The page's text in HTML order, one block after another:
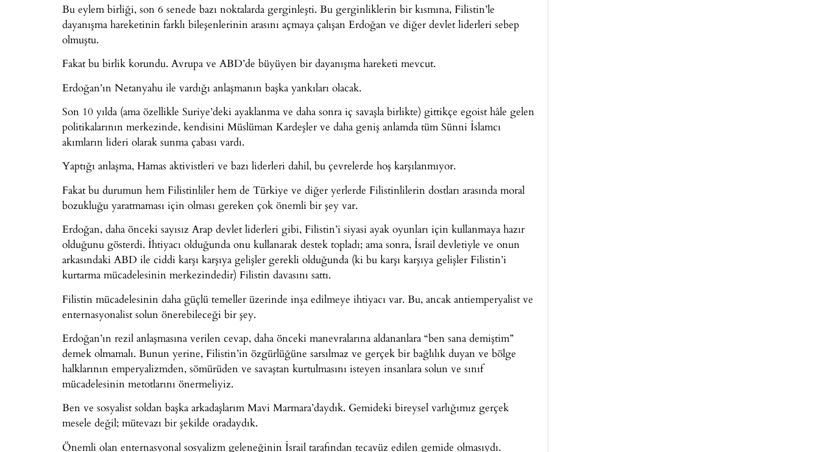
Bu eylem birliği, son 6 senede bazı noktalarda gerginleşti. Bu gerginliklerin bir kısmına, Filistin’le
dayanışma hareketinin farklı bileşenlerinin arasını açmaya çalışan Erdoğan ve diğer devlet liderleri sebep
olmuştu.
Fakat bu birlik korundu. Avrupa ve ABD’de büyüyen bir dayanışma hareketi mevcut.
Erdoğan’ın Netanyahu ile vardığı anlaşmanın başka yankıları olacak.
Son 10 yılda (ama özellikle Suriye’deki ayaklanma ve daha sonra iç savaşla birlikte) gittikçe egoist hâle gelen
politikalarının merkezinde, kendisini Müslüman Kardeşler ve daha geniş anlamda tüm Sünni İslamcı
akımların lideri olarak sunma çabası vardı.
Yaptığı anlaşma, Hamas aktivistleri ve bazı liderleri dahil, bu çevrelerde hoş karşılanmıyor.
Fakat bu durumun hem Filistinliler hem de Türkiye ve diğer yerlerde Filistinlilerin dostları arasında moral
bozukluğu yaratmaması için olması gereken çok önemli bir şey var.
Erdoğan, daha önceki sayısız Arap devlet liderleri gibi, Filistin’i siyasi ayak oyunları için kullanmaya hazır
olduğunu gösterdi. İhtiyacı olduğunda onu kullanarak destek topladı; ama sonra, İsrail devletiyle ve onun
arkasındaki ABD ile ciddi karşı karşıya gelişler gerekli olduğunda (ki bu karşı karşıya gelişler Filistin’i
kurtarma mücadelesinin merkezindedir) Filistin davasını sattı.
Filistin mücadelesinin daha güçlü temeller üzerinde inşa edilmeye ihtiyacı var. Bu, ancak antiemperyalist ve
enternasyonalist solun önerebileceği bir şey.
Erdoğan’ın rezil anlaşmasına verilen cevap, daha önceki manevralarına aldananlara “ben sana demiştim”
demek olmamalı. Bunun yerine, Filistin’in özgürlüğüne sarsılmaz ve gerçek bir bağlılık duyan ve bölge
halklarının emperyalizmden, sömürüden ve savaştan kurtulmasını isteyen insanlara solun ve sınıf
mücadelesinin metotlarını önermeliyiz.
Ben ve sosyalist soldan başka arkadaşlarım Mavi Marmara’daydık. Gemideki bireysel varlığımız gerçek
mesele değil; mütevazı bir şekilde oradaydık.
Önemli olan enternasyonal sosyalizm geleneğinin İsrail tarafından tecavüz edilen gemide olmasıydı.